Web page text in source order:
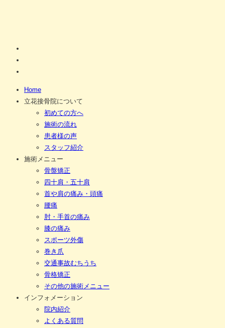
Home
立花接骨院について
初めての方へ
施術の流れ
患者様の声
スタッフ紹介
施術メニュー
骨盤矯正
四十肩・五十肩
首や肩の痛み・頭痛
腰痛
肘・手首の痛み
膝の痛み
スポーツ外傷
巻き爪
交通事故むちうち
骨格矯正
その他の施術メニュー
インフォメーション
院内紹介
よくある質問